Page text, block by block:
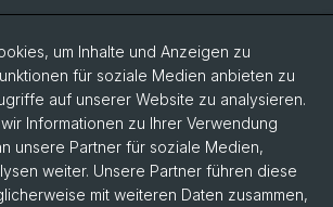
um Inhalte und Anzeigen zu
für soziale Medien anbieten zu
auf unserer Website zu analysieren.
Informationen zu Ihrer Verwendung
unsere Partner für soziale Medien,
weiter. Unsere Partner führen diese
mit weiteren Daten zusammen,